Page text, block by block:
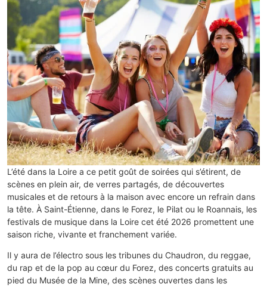
L’été dans la Loire a ce petit goût de soirées qui s’étirent, de
scènes en plein air, de verres partagés, de découvertes
musicales et de retours à la maison avec encore un refrain dans
la tête. À Saint-Étienne, dans le Forez, le Pilat ou le Roannais, les
festivals de musique dans la Loire cet été 2026 promettent une
saison riche, vivante et franchement variée.
Il y aura de l’électro sous les tribunes du Chaudron, du reggae,
du rap et de la pop au cœur du Forez, des concerts gratuits au
pied du Musée de la Mine, des scènes ouvertes dans les